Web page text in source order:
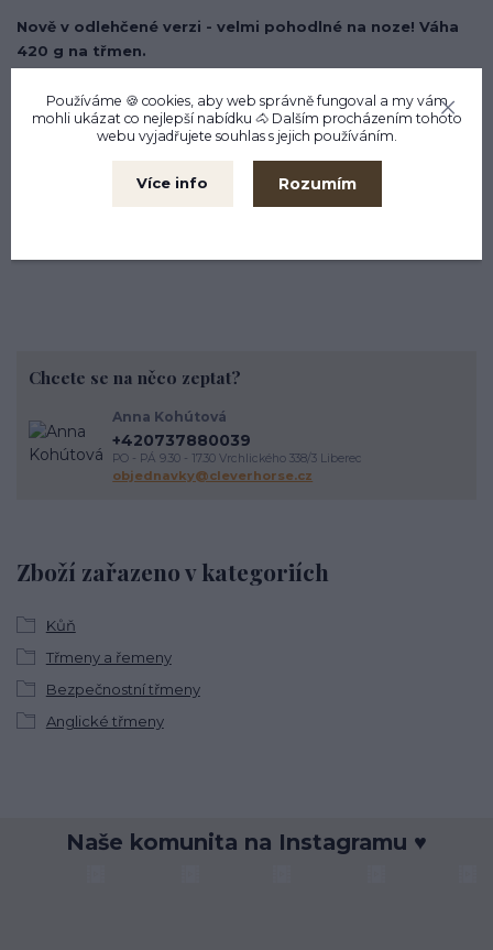
Nově v odlehčené verzi - velmi pohodlné na noze! Váha
420 g na třmen.
Šířka 12cm - pro dospělé.
Tloušťka 6 cm
zelená, tyrkysová, tm. modrá, žlutá, růžová, tm. zelená, vínová, sv.
Zboží zařazeno v kategoriích
Kůň
Třmeny a řemeny
Bezpečnostní třmeny
Anglické třmeny
Chcete se na něco zeptat?
Anna Kohútová
+420737880039
PO - PÁ 9.30 - 17.30 Vrchlického 338/3 Liberec
objednavky@cleverhorse.cz
Naše komunita na Instagramu ♥
Používáme 🍪 cookies, aby web správně fungoval a my vám
mohli ukázat co nejlepší nabídku 🐴 Dalším procházením tohoto
webu vyjadřujete souhlas s jejich používáním.
Více info Rozumím